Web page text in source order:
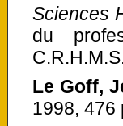
Sciences
du
Le Goff,
1998, 476